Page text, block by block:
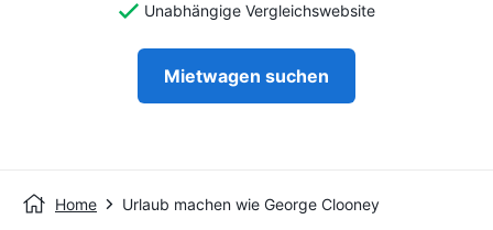
Unabhängige Vergleichswebsite
Mietwagen suchen
Home Urlaub machen wie George Clooney